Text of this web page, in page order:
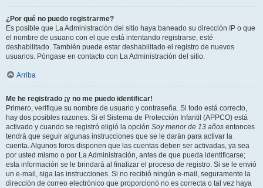
¿Por qué no puedo registrarme?
Es posible que La Administración del sitio haya baneado su dirección IP o que
el nombre de usuario con el que está intentando registrarse, esté
deshabilitado. También puede estar deshabilitado el registro de nuevos
usuarios. Póngase en contacto con La Administración del sitio.
Arriba
Me he registrado ¡y no me puedo identificar!
Primero, verifique su nombre de usuario y contraseña. Si todo está correcto,
hay dos posibles razones. Si el Sistema de Protección Infantil (APPCO) está
activado y cuando se registró eligió la opción Soy menor de 13 años entonces
tendrá que seguir algunas instrucciones que se le darán para activar la
cuenta. Algunos foros disponen que las cuentas deben ser activadas, ya sea
por usted mismo o por La Administración, antes de que pueda identificarse;
esta información se le brindará al finalizar el proceso de registro. Si se le envió
un e-mail, siga las instrucciones. Si no recibió ningún e-mail, seguramente la
dirección de correo electrónico que proporcionó no es correcta o tal vez haya